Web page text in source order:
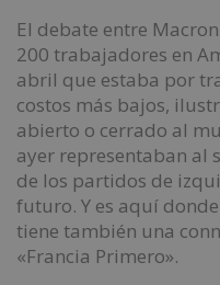
El debate entre
200 trabajadores en
abril que estaba por
costos más bajos,
abierto o cerrado al
ayer representaban al
de los partidos de
futuro. Y es aquí
tiene también una
«Francia Primero».